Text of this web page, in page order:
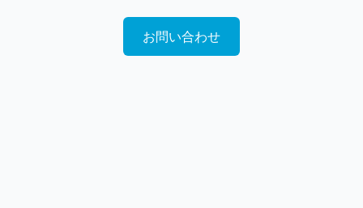
お問い合わせ